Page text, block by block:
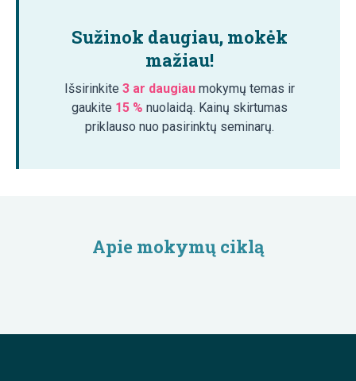
Sužinok daugiau, mokėk
mažiau!
Išsirinkite 3 ar daugiau mokymų temas ir
gaukite 15 % nuolaidą. Kainų skirtumas
priklauso nuo pasirinktų seminarų.
Apie mokymų ciklą